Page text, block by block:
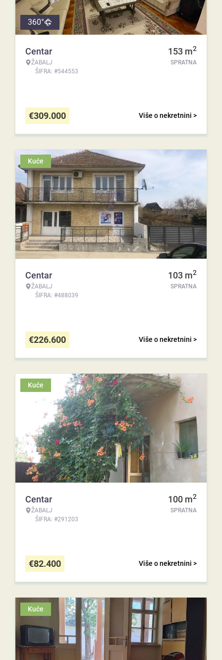
360°
Centar
ŽABALJ
ŠIFRA: #544553
153 m2
SPRATNA
Više o nekretnini >
€309.000
Kuće
Centar
ŽABALJ
ŠIFRA: #488039
103 m2
SPRATNA
Više o nekretnini >
€226.600
Kuće
Centar
ŽABALJ
ŠIFRA: #291203
100 m2
SPRATNA
Više o nekretnini >
€82.400
Kuće